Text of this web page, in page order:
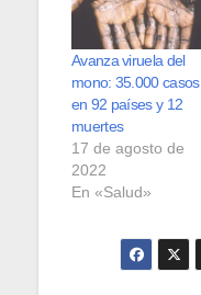
Avanza viruela del
mono: 35.000 casos
en 92 países y 12
muertes
17 de agosto de
2022
En «Salud»